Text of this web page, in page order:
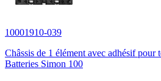
10001910-039
Châssis de 1 élément avec adhésif pour
Batteries Simon 100